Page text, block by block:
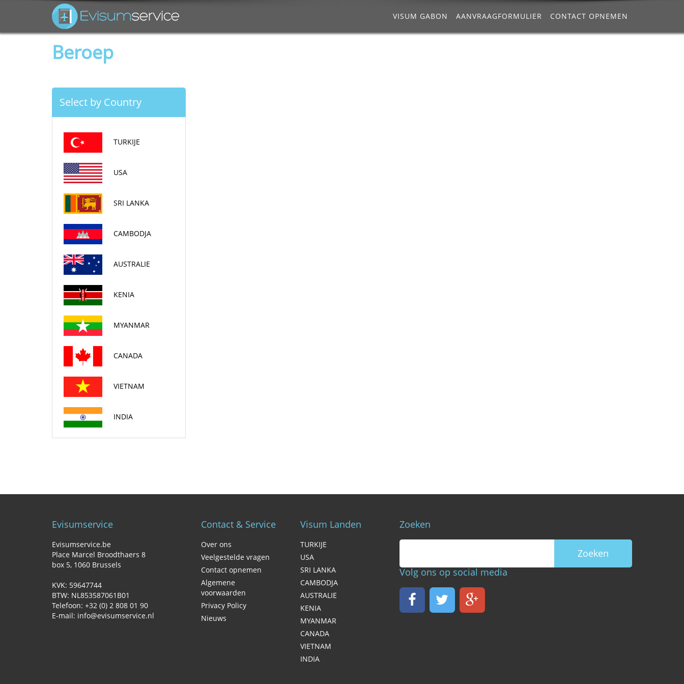
VISUM GABON AANVRAAGFORMULIER CONTACT OPNEMEN
Beroep
Select by Country
TURKIJE
USA
SRI LANKA
CAMBODJA
AUSTRALIE
KENIA
MYANMAR
CANADA
VIETNAM
INDIA
Evisumservice
Evisumservice.be
Place Marcel Broodthaers 8
box 5‚ 1060 Brussels
KVK: 59647744
BTW: NL853587061B01
Telefoon: +32 (0) 2 808 01 90
E-mail: info@evisumservice.nl
Contact & Service
Over ons
Veelgestelde vragen
Contact opnemen
Algemene
voorwaarden
Privacy Policy
Nieuws
Visum Landen
TURKIJE
USA
SRI LANKA
CAMBODJA
AUSTRALIE
KENIA
MYANMAR
CANADA
VIETNAM
INDIA
Zoeken
Volg ons op social media